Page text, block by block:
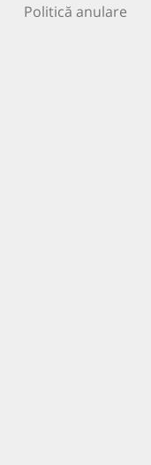
Politică anulare